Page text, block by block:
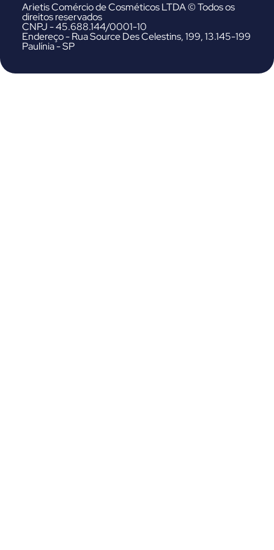
Arietis Comércio de Cosméticos LTDA © Todos os
direitos reservados
CNPJ - 45.688.144/0001-10
Endereço - Rua Source Des Celestins, 199, 13.145-199
Paulínia - SP